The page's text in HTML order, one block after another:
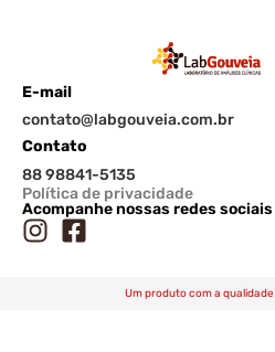
E-mail
contato@labgouveia.com.br
Contato
88 98841-5135
Política de privacidade
Acompanhe nossas redes sociais
Um produto com a qualidade